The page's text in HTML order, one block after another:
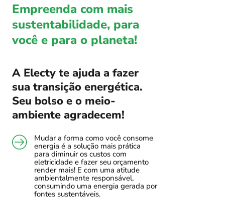
Empreenda com mais
sustentabilidade, para
você e para o planeta!
A Electy te ajuda a fazer
sua transição energética.
Seu bolso e o meio-
ambiente agradecem!
Mudar a forma como você consome
energia é a solução mais prática
para diminuir os custos com
eletricidade e fazer seu orçamento
render mais! E com uma atitude
ambientalmente responsável,
consumindo uma energia gerada por
fontes sustentáveis.